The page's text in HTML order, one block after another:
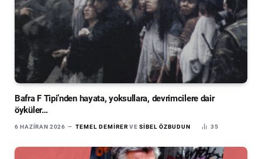
Bafra F Tipi’nden hayata, yoksullara, devrimcilere dair
öyküler…
6 HAZIRAN 2026 TEMEL DEMIRER VESIBEL ÖZBUDUN 35